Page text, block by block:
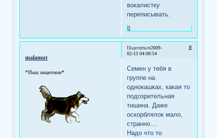
вокалистку
переписывать.
0
Поделиться 8
2009-
02-13 04:00:54
malamut
*Наш защитник*
Семен у тебя в
группе на
однокашках, какая то
подозрительная
тишина. Даже
оскорблялок мало,
странно....
Надо что то